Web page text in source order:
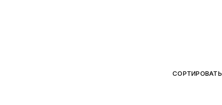
СОРТИРОВАТЬ